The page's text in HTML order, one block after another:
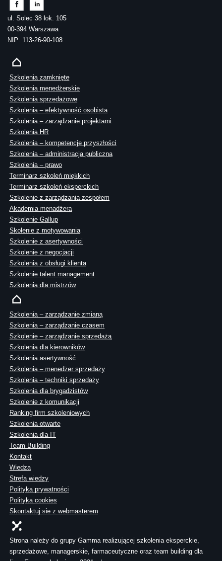
ul. Solec 38 lok. 105
00-394 Warszawa
NIP: 113-26-90-108
Szkolenia zamknięte
Szkolenia menedżerskie
Szkolenia sprzedażowe
Szkolenia – efektywność osobista
Szkolenia – zarządzanie projektami
Szkolenia HR
Szkolenia – kompetencje przyszłości
Szkolenia – administracja publiczna
Szkolenia – prawo
Terminarz szkoleń miękkich
Terminarz szkoleń eksperckich
Szkolenie z zarządzania zespołem
Akademia menadżera
Szkolenie Gallup
Skolenie z motywowania
Szkolenie z asertywności
Szkolenie z negocjacji
Szkolenia z obsługi klienta
Szkolenie talent management
Szkolenia dla mistrzów
Szkolenia – zarządzanie zmianą
Szkolenia – zarządzanie czasem
Szkolenie – zarządzanie sprzedażą
Szkolenia dla kierowników
Szkolenia asertywność
Szkolenia – menedżer sprzedaży
Szkolenia – techniki sprzedaży
Szkolenia dla brygadzistów
Szkolenie z komunikacji
Ranking firm szkoleniowych
Szkolenia otwarte
Szkolenia dla IT
Team Building
Kontakt
Wiedza
Strefa wiedzy
Polityka prywatności
Polityka cookies
Skontaktuj sie z webmasterem
Strona należy do grupy Gamma realizującej szkolenia eksperckie,
sprzedażowe, managerskie, farmaceutyczne oraz team building dla